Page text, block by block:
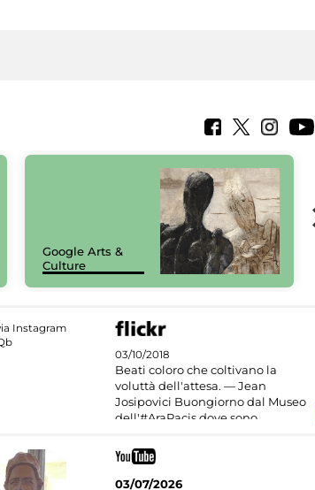
Google Arts &
Culture
03/10/2018
Beati coloro che coltivano la
voluttà dell'attesa. — Jean
Josipovici Buongiorno dal Museo
dell'#AraPacis dove sono
03/07/2026